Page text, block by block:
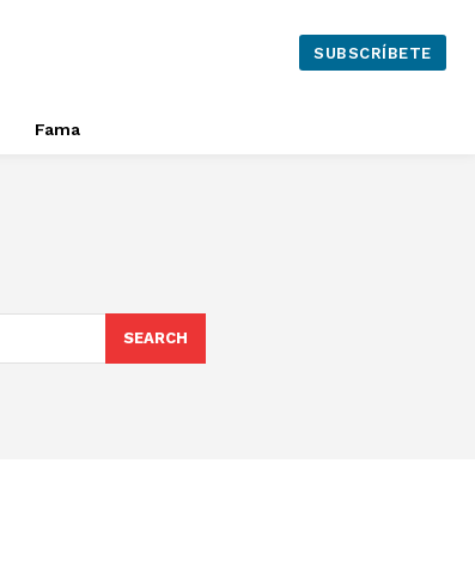
SUBSCRÍBETE
Fama
SEARCH